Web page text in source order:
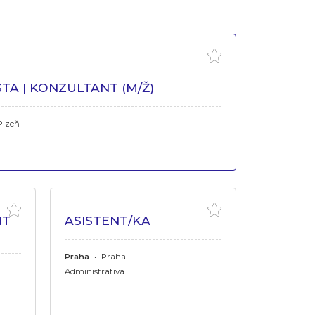
| KONZULTANT (M/Ž)
ASISTENT/KA
Praha • Praha
Administrativa